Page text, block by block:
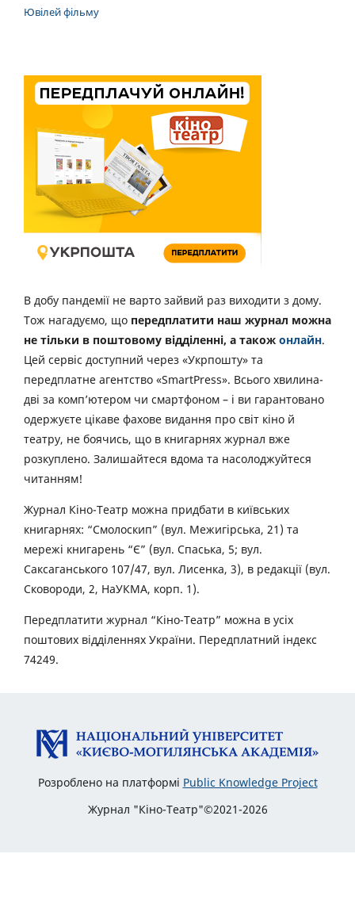
Ювілей фільму
В добу пандемії не варто зайвий раз виходити з дому.
Тож нагадуємо, що передплатити наш журнал можна
не тільки в поштовому відділенні, а також онлайн.
Цей сервіс доступний через «Укрпошту» та
передплатне агентство «SmartPress». Всього хвилина-
дві за комп’ютером чи смартфоном – і ви гарантовано
одержуєте цікаве фахове видання про світ кіно й
театру, не боячись, що в книгарнях журнал вже
розкуплено. Залишайтеся вдома та насолоджуйтеся
читанням!
Журнал Кіно-Театр можна придбати в київських
книгарнях: “Смолоскип” (вул. Межигірська, 21) та
мережі книгарень “Є” (вул. Спаська, 5; вул.
Саксаганського 107/47, вул. Лисенка, 3), в редакції (вул.
Сковороди, 2, НаУКМА, корп. 1).
Передплатити журнал “Кіно-Театр” можна в усіх
поштових відділеннях України. Передплатний індекс
74249.
Розроблено на платформі Public Knowledge Project
Журнал "Кіно-Театр"©2021-2026